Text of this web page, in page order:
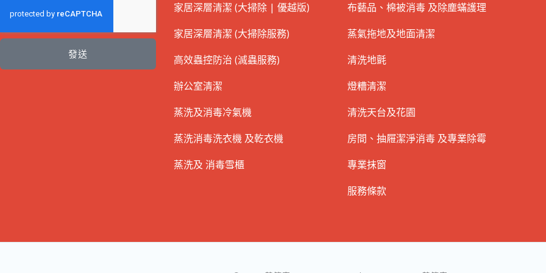
發送
家居深層清潔 (大掃除 | 優越版)
家居深層清潔 (大掃除服務)
高效蟲控防治 (滅蟲服務)
辦公室清潔
蒸洗及消毒冷氣機
蒸洗消毒洗衣機 及乾衣機
蒸洗及 消毒雪櫃
布藝品、棉被消毒 及除塵蟎護理
蒸氣拖地及地面清潔
清洗地氈
燈糟清潔
清洗天台及花園
房間、抽屜潔淨消毒 及專業除霉
專業抹窗
服務條款